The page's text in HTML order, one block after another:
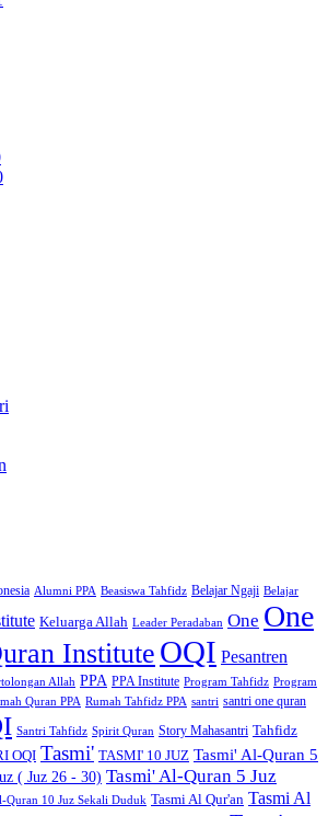
Alumni PPA Beasiswa Tahfidz Belajar Ngaji Belajar
Keluarga Allah Leader Peradaban One One
Institute OQI Pesantren
Allah PPA PPA Institute Program Tahfidz Program
Quran PPA Rumah Tahfidz PPA santri santri one quran
Santri Tahfidz Spirit Quran Story Mahasantri Tahfidz
OQI Tasmi' TASMI' 10 JUZ Tasmi' Al-Quran 5
( Juz 26 - 30) Tasmi' Al-Quran 5 Juz
Quran 10 Juz Sekali Duduk Tasmi Al Qur'an Tasmi Al